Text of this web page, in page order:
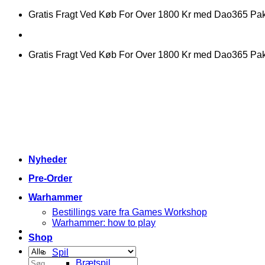
Fortsæt
indhold
Gratis Fragt Ved Køb For Over 1800 Kr med Dao365
Gratis Fragt Ved Køb For Over 1800 Kr med Dao365
Søg
Nyheder
Pre-Order
Warhammer
Bestillings vare fra Games Workshop
Warhammer: how to play
Shop
Spil
Brætspil